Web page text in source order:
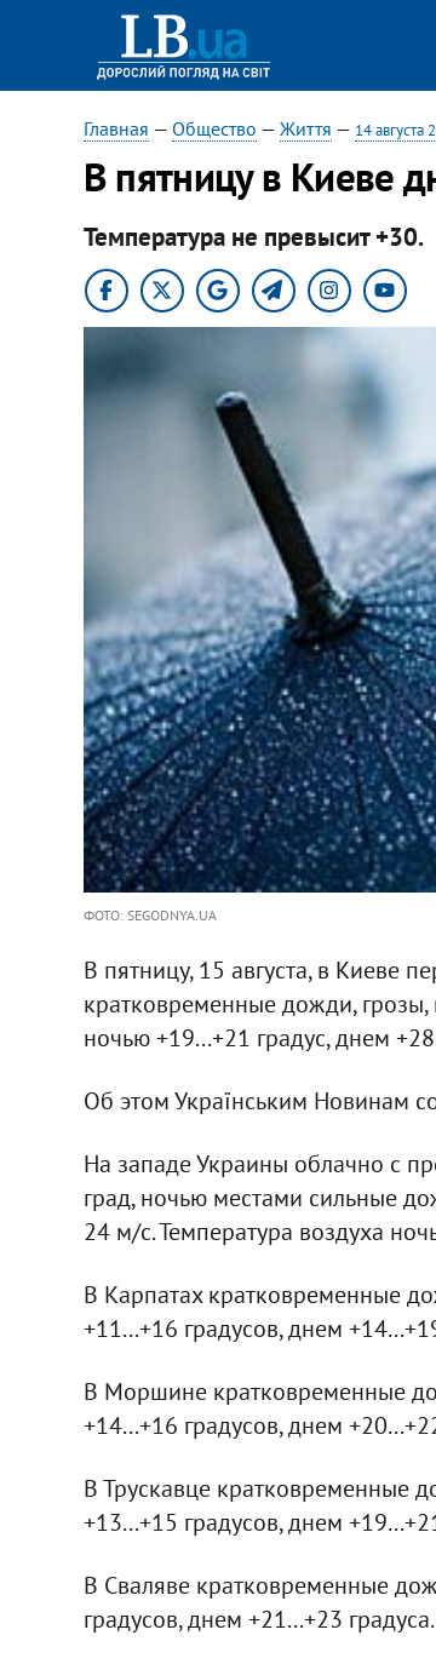
Главная — Общество — Життя — 14 августа
В пятницу в Киеве
Температура не превысит +30.
ФОТО: SEGODNYA.UA
В пятницу, 15 августа, в Киеве
кратковременные дожди, грозы,
ночью +19...+21 градус, днем
Об этом Українським Новинам
На западе Украины облачно с
град, ночью местами сильные
24 м/с. Температура воздуха
В Карпатах кратковременные
+11...+16 градусов, днем
В Моршине кратковременные
+14...+16 градусов, днем
В Трускавце кратковременные
+13...+15 градусов, днем
В Сваляве кратковременные
градусов, днем +21...+23 градуса.